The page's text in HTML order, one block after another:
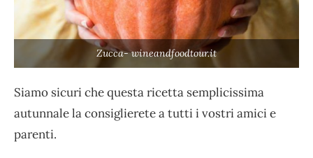
Zucca- wineandfoodtour.it
Siamo sicuri che questa ricetta semplicissima
autunnale la consiglierete a tutti i vostri amici e
parenti.